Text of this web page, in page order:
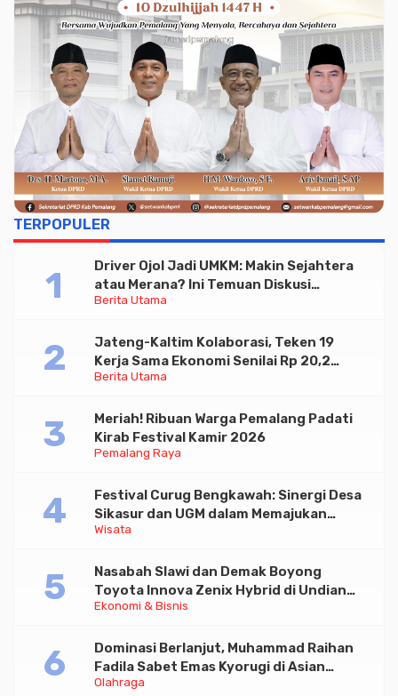
TERPOPULER
Berita Utama
Driver Ojol Jadi UMKM: Makin Sejahtera
atau Merana? Ini Temuan Diskusi
Paramadina
Berita Utama
Jateng-Kaltim Kolaborasi, Teken 19
Kerja Sama Ekonomi Senilai Rp 20,2
Triliun
Pemalang Raya
Meriah! Ribuan Warga Pemalang Padati
Kirab Festival Kamir 2026
Wisata
Festival Curug Bengkawah: Sinergi Desa
Sikasur dan UGM dalam Memajukan
Wisata serta UMKM Lokal
Ekonomi & Bisnis
Nasabah Slawi dan Demak Boyong
Toyota Innova Zenix Hybrid di Undian
Tabungan Bima Bank Jateng
Olahraga
Dominasi Berlanjut, Muhammad Raihan
Fadila Sabet Emas Kyorugi di Asian
Taekwondo Indonesia Open 2026